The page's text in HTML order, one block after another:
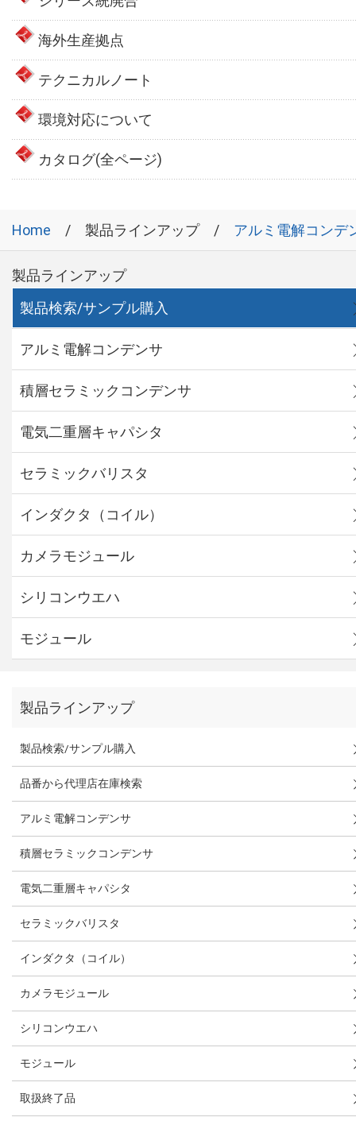
海外生産拠点
テクニカルノート
環境対応について
カタログ(全ページ)
Home 製品ラインアップ アルミ電解コンデ
製品ラインアップ
製品検索/サンプル購入
アルミ電解コンデンサ
積層セラミックコンデンサ
電気二重層キャパシタ
セラミックバリスタ
インダクタ（コイル）
カメラモジュール
シリコンウエハ
モジュール
製品ラインアップ
製品検索/サンプル購入
品番から代理店在庫検索
アルミ電解コンデンサ
積層セラミックコンデンサ
電気二重層キャパシタ
セラミックバリスタ
インダクタ（コイル）
カメラモジュール
シリコンウエハ
モジュール
取扱終了品